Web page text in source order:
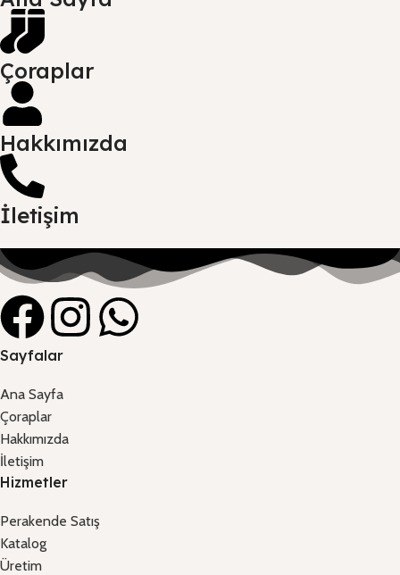
Çoraplar
Hakkımızda
İletişim
Sayfalar
Ana Sayfa
Çoraplar
Hakkımızda
İletişim
Hizmetler
Perakende Satış
Katalog
Üretim